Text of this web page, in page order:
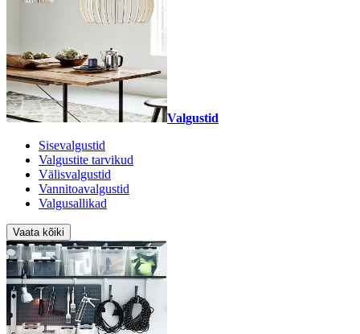
Valgustid
Sisevalgustid
Valgustite tarvikud
Välisvalgustid
Vannitoavalgustid
Valgusallikad
Vaata kõiki